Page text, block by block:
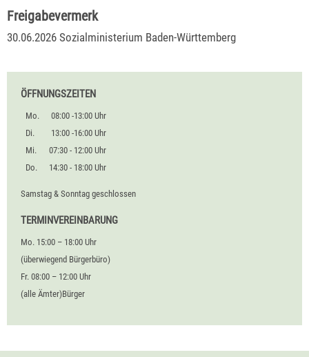
Freigabevermerk
30.06.2026 Sozialministerium Baden-Württemberg
ÖFFNUNGSZEITEN
Mo.
08:00 -13:00 Uhr
Di.
13:00 -16:00 Uhr
Mi.
07:30 - 12:00 Uhr
Do.
14:30 - 18:00 Uhr
Samstag & Sonntag geschlossen
TERMINVEREINBARUNG
Mo. 15:00 – 18:00 Uhr
(überwiegend Bürgerbüro)
Fr. 08:00 – 12:00 Uhr
(alle Ämter)Bürger